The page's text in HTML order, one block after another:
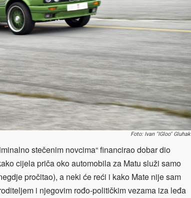
Foto: Ivan "IGloo" Gluhak
stečenim novcima“ financirao dobar dio
cijela priča oko automobila za Matu služi samo
pročitao), a neki će reći i kako Mate nije sam
i njegovim rođo-političkim vezama iza leđa